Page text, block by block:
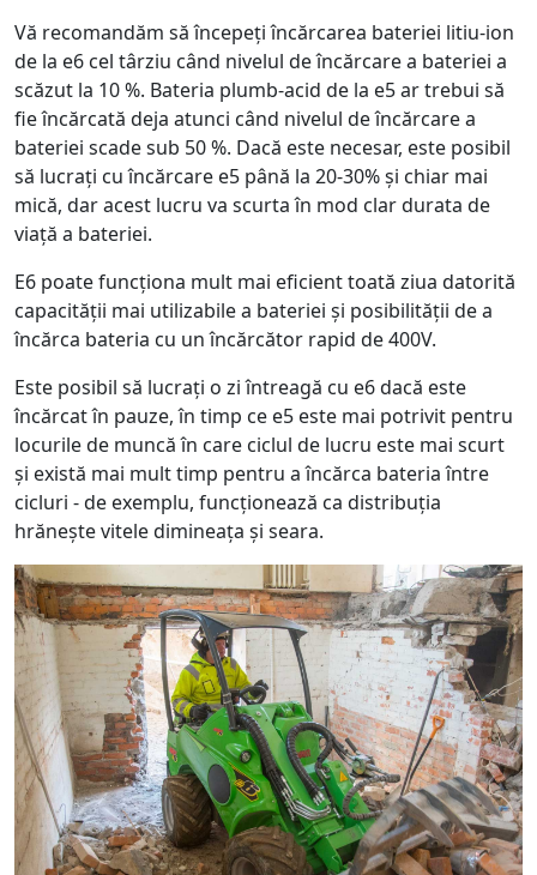
Vă recomandăm să începeți încărcarea bateriei litiu-ion
de la e6 cel târziu când nivelul de încărcare a bateriei a
scăzut la 10 %. Bateria plumb-acid de la e5 ar trebui să
fie încărcată deja atunci când nivelul de încărcare a
bateriei scade sub 50 %. Dacă este necesar, este posibil
să lucrați cu încărcare e5 până la 20-30% și chiar mai
mică, dar acest lucru va scurta în mod clar durata de
viață a bateriei.
E6 poate funcționa mult mai eficient toată ziua datorită
capacității mai utilizabile a bateriei și posibilității de a
încărca bateria cu un încărcător rapid de 400V.
Este posibil să lucrați o zi întreagă cu e6 dacă este
încărcat în pauze, în timp ce e5 este mai potrivit pentru
locurile de muncă în care ciclul de lucru este mai scurt
și există mai mult timp pentru a încărca bateria între
cicluri - de exemplu, funcționează ca distribuția
hrănește vitele dimineața și seara.